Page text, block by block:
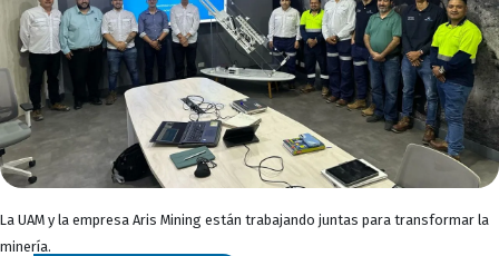
La UAM y la empresa Aris Mining están trabajando juntas para transformar la
minería.